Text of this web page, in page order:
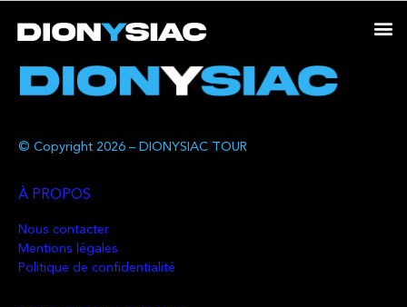
© Copyright 2026 – DIONYSIAC TOUR
À PROPOS
Nous contacter
Mentions légales
Politique de confidentialité